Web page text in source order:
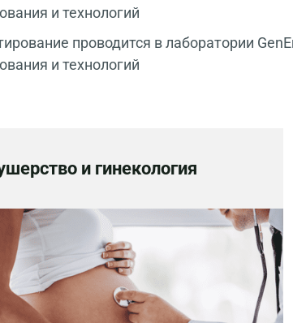
и технологий
проводится в лаборатории
и технологий
и гинекология